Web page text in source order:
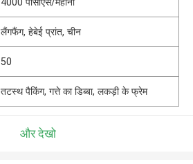
लैंगफैंग, हेबेई प्रांत, चीन
50
तटस्थ पैकिंग, गत्ते का डिब्बा, लकड़ी के फ्रेम
और देखो